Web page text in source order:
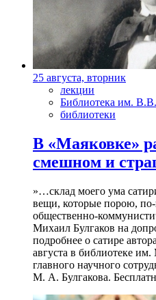
25 августа, вторник
лекции
Библиотека им.
библиотеки
В «Маяковке»
смешном и
»…склад моего ума
вещи, которые порою,
общественно-
Михаил Булгаков на
подробнее о сатире
августа в библиотеке
главного научного
М. А. Булгакова.